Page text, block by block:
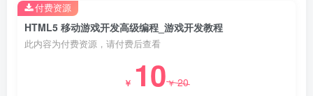
HTML5 移动游戏开发高级编程_游戏开发教程
此内容为付费资源，请付费后查看
￥ 10￥20
付费资源